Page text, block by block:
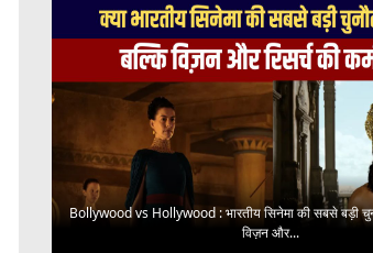
Bollywood vs Hollywood : भारतीय सिनेमा की सबसे बड़ी
विज़न और...